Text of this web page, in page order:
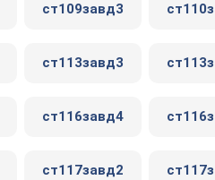
ст109завд3
ст113завд3
ст116завд4
ст117завд2